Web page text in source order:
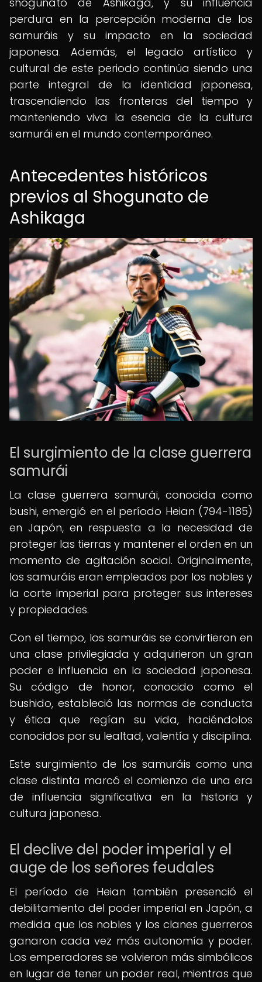
perdura en la percepción moderna de los
samuráis y su impacto en la sociedad
japonesa. Además, el legado artístico y
cultural de este periodo continúa siendo una
parte integral de la identidad japonesa,
trascendiendo las fronteras del tiempo y
manteniendo viva la esencia de la cultura
samurái en el mundo contemporáneo.
Antecedentes históricos
previos al Shogunato de
Ashikaga
El surgimiento de la clase guerrera
samurái
La clase guerrera samurái, conocida como
bushi, emergió en el período Heian (794-1185)
en Japón, en respuesta a la necesidad de
proteger las tierras y mantener el orden en un
momento de agitación social. Originalmente,
los samuráis eran empleados por los nobles y
la corte imperial para proteger sus intereses
y propiedades.
Con el tiempo, los samuráis se convirtieron en
una clase privilegiada y adquirieron un gran
poder e influencia en la sociedad japonesa.
Su código de honor, conocido como el
bushido, estableció las normas de conducta
y ética que regían su vida, haciéndolos
conocidos por su lealtad, valentía y disciplina.
Este surgimiento de los samuráis como una
clase distinta marcó el comienzo de una era
de influencia significativa en la historia y
cultura japonesa.
El declive del poder imperial y el
auge de los señores feudales
El período de Heian también presenció el
debilitamiento del poder imperial en Japón, a
medida que los nobles y los clanes guerreros
ganaron cada vez más autonomía y poder.
Los emperadores se volvieron más simbólicos
en lugar de tener un poder real, mientras que